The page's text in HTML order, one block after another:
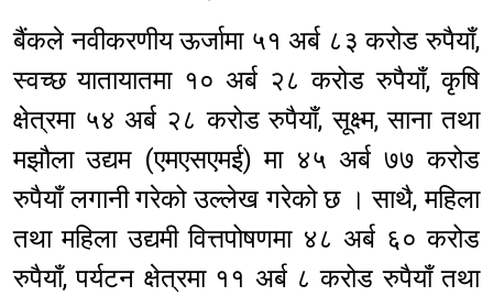
बैंकले नवीकरणीय ऊर्जामा ५१ अर्ब ८३ करोड रुपैयाँ,
स्वच्छ यातायातमा १० अर्ब २८ करोड रुपैयाँ, कृषि
क्षेत्रमा ५४ अर्ब २८ करोड रुपैयाँ, सूक्ष्म, साना तथा
मझौला उद्यम (एमएसएमई) मा ४५ अर्ब ७७ करोड
रुपैयाँ लगानी गरेको उल्लेख गरेको छ । साथै, महिला
तथा महिला उद्यमी वित्तपोषणमा ४८ अर्ब ६० करोड
रुपैयाँ, पर्यटन क्षेत्रमा ११ अर्ब ८ करोड रुपैयाँ तथा